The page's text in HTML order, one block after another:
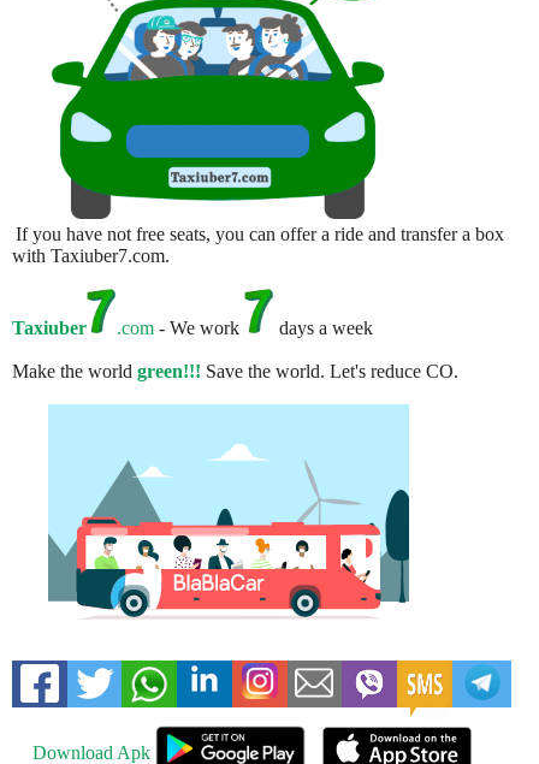
If you have not free seats, you can offer a ride and transfer a box
with Taxiuber7.com.
Taxiuber .com - We work days a week
Make the world green!!! Save the world. Let's reduce CO.
Download Apk